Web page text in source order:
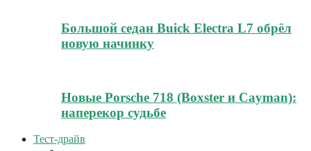
Большой седан Buick Electra L7 обрёл
новую начинку
Новые Porsche 718 (Boxster и Cayman):
наперекор судьбе
Тест-драйв